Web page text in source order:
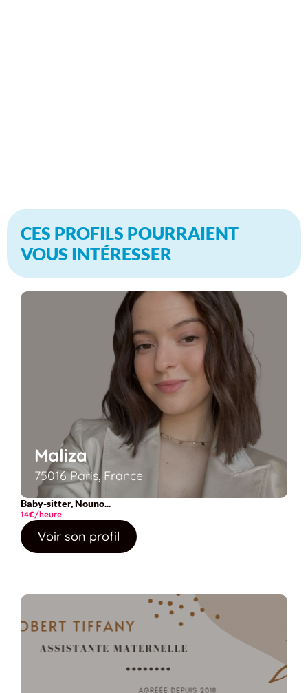
CES PROFILS POURRAIENT
VOUS INTÉRESSER
Maliza
75016 Paris, France
Baby-sitter, Nouno...
14€/heure
Voir son profil